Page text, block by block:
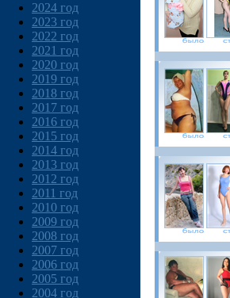
2024 год
2023 год
2022 год
2021 год
2020 год
2019 год
2018 год
2017 год
2016 год
2015 год
2014 год
2013 год
2012 год
2011 год
2010 год
2009 год
2008 год
2007 год
2006 год
2005 год
2004 год